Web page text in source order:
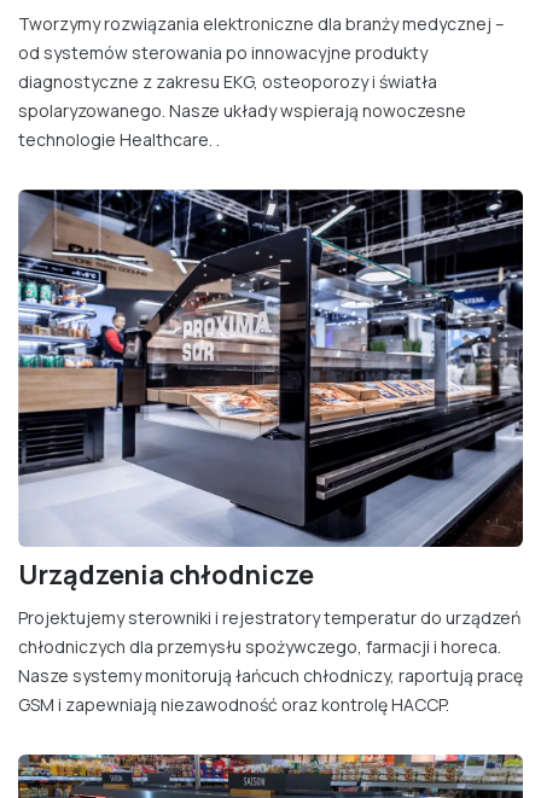
Tworzymy rozwiązania elektroniczne dla branży medycznej –
od systemów sterowania po innowacyjne produkty
diagnostyczne z zakresu EKG, osteoporozy i światła
spolaryzowanego. Nasze układy wspierają nowoczesne
technologie Healthcare. .
Urządzenia chłodnicze
Projektujemy sterowniki i rejestratory temperatur do urządzeń
chłodniczych dla przemysłu spożywczego, farmacji i horeca.
Nasze systemy monitorują łańcuch chłodniczy, raportują pracę
GSM i zapewniają niezawodność oraz kontrolę HACCP.